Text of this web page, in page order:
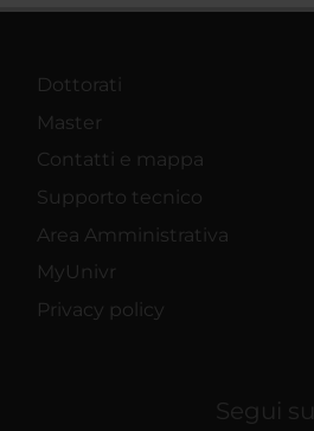
Dottorati
Master
Contatti e mappa
Supporto tecnico
Area Amministrativa
MyUnivr
Privacy policy
Segui su